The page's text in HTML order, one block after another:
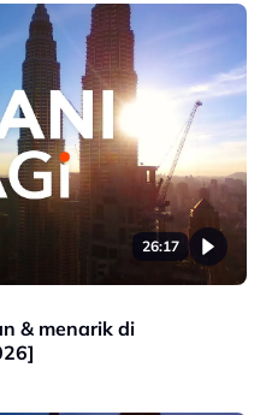
26:17
& menarik di